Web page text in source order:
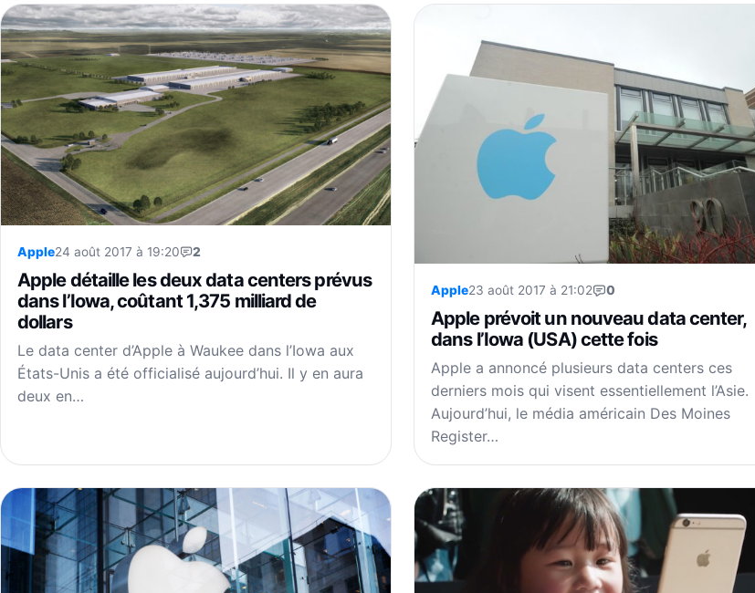
Apple24 août 2017 à 19:20 2
Apple détaille les deux data centers prévus
dans l’Iowa, coûtant 1,375 milliard de
dollars
Le data center d’Apple à Waukee dans l’Iowa aux
États-Unis a été officialisé aujourd’hui. Il y en aura
deux en…
Apple23 août 2017 à 21:02 0
Apple prévoit un nouveau data center,
dans l’Iowa (USA) cette fois
Apple a annoncé plusieurs data centers ces
derniers mois qui visent essentiellement l’Asie.
Aujourd’hui, le média américain Des Moines
Register…